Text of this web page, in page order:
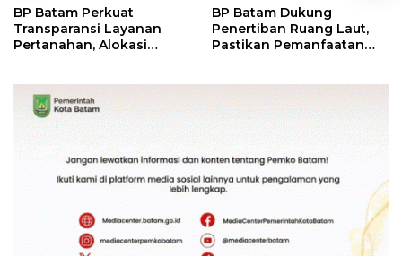
BP Batam Perkuat
Transparansi Layanan
Pertanahan, Alokasi
BP Batam Dukung
Penertiban Ruang Laut,
Pastikan Pemanfaatan